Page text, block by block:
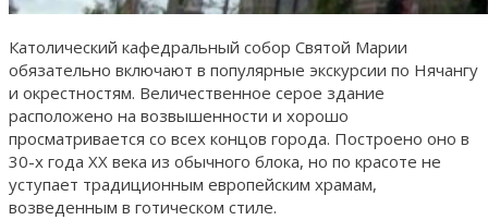
Католический кафедральный собор Святой Марии
обязательно включают в популярные экскурсии по Нячангу
и окрестностям. Величественное серое здание
расположено на возвышенности и хорошо
просматривается со всех концов города. Построено оно в
30-х года ХХ века из обычного блока, но по красоте не
уступает традиционным европейским храмам,
возведенным в готическом стиле.